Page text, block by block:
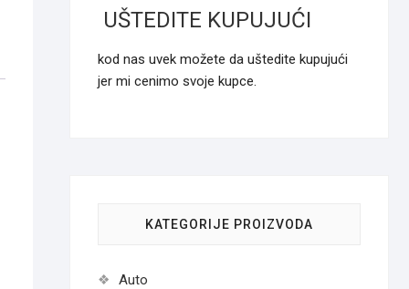
UŠTEDITE KUPUJUĆI
kod nas uvek možete da uštedite kupujući
jer mi cenimo svoje kupce.
KATEGORIJE PROIZVODA
Auto